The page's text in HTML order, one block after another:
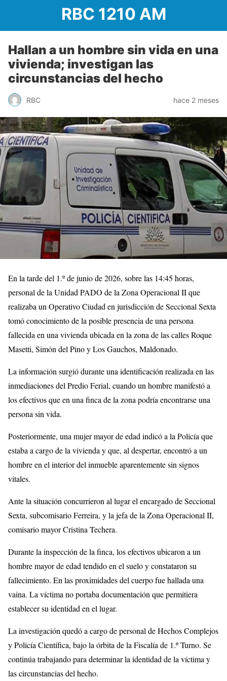
RBC 1210 AM
Hallan a un hombre sin vida en una
vivienda; investigan las
circunstancias del hecho
RBC hace 2 meses
En la tarde del 1.º de junio de 2026, sobre las 14:45 horas,
personal de la Unidad PADO de la Zona Operacional II que
realizaba un Operativo Ciudad en jurisdicción de Seccional Sexta
tomó conocimiento de la posible presencia de una persona
fallecida en una vivienda ubicada en la zona de las calles Roque
Masetti, Simón del Pino y Los Gauchos, Maldonado.
La información surgió durante una identificación realizada en las
inmediaciones del Predio Ferial, cuando un hombre manifestó a
los efectivos que en una finca de la zona podría encontrarse una
persona sin vida.
Posteriormente, una mujer mayor de edad indicó a la Policía que
estaba a cargo de la vivienda y que, al despertar, encontró a un
hombre en el interior del inmueble aparentemente sin signos
vitales.
Ante la situación concurrieron al lugar el encargado de Seccional
Sexta, subcomisario Ferreira, y la jefa de la Zona Operacional II,
comisario mayor Cristina Techera.
Durante la inspección de la finca, los efectivos ubicaron a un
hombre mayor de edad tendido en el suelo y constataron su
fallecimiento. En las proximidades del cuerpo fue hallada una
vaina. La víctima no portaba documentación que permitiera
establecer su identidad en el lugar.
La investigación quedó a cargo de personal de Hechos Complejos
y Policía Científica, bajo la órbita de la Fiscalía de 1.º Turno. Se
continúa trabajando para determinar la identidad de la víctima y
las circunstancias del hecho.